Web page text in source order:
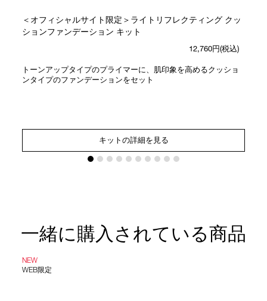
＜オフィシャルサイト限定＞ライトリフレクティング クッ
ションファンデーション キット
12,760円(税込)
トーンアップタイプのプライマーに、肌印象を高めるクッショ
ンタイプのファンデーションをセット
キットの詳細を見る
一緒に購入されている商品
NEW
WEB限定